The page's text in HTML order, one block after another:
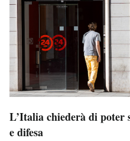
L’Italia chiederà di poter
e difesa